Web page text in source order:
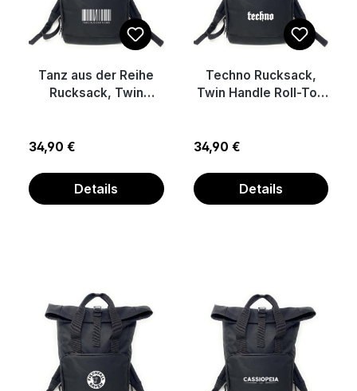
Tanz aus der Reihe
Rucksack, Twin
Regulärer Preis:
34,90 €
Details
Techno Rucksack,
Twin Handle Roll-Top
Regulärer Preis:
34,90 €
Details